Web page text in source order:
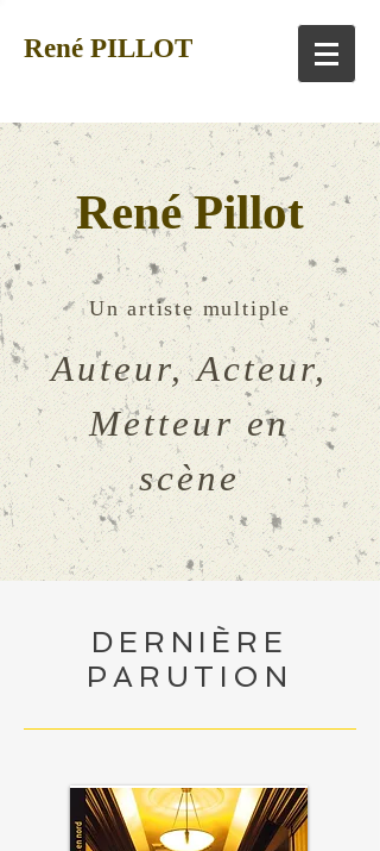
René PILLOT
DERNIÈRE
PARUTION
René Pillot
Un artiste multiple
Auteur, Acteur,
Metteur en
scène